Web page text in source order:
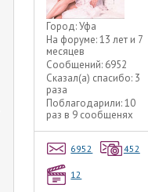
Город:Уфа
На форуме:13 лет и 7
месяцев
Сообщений: 6952
Сказал(а) спасибо: 3
раза
Поблагодарили:10
раз в 9 сообщенях
6952 452
12